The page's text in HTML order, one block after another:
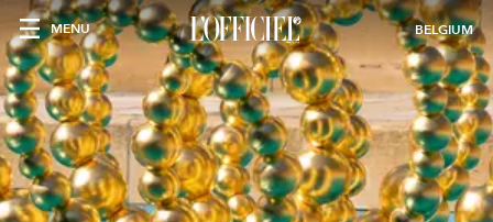
MENU BELGIUM